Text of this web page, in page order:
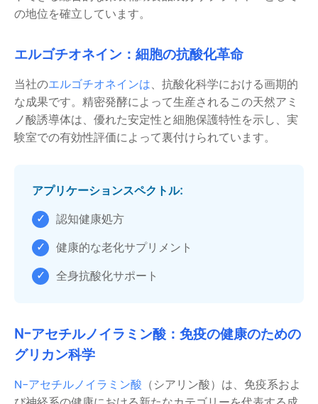
の地位を確立しています。
エルゴチオネイン：細胞の抗酸化革命
当社のエルゴチオネインは、抗酸化科学における画期的
な成果です。精密発酵によって生産されるこの天然アミ
ノ酸誘導体は、優れた安定性と細胞保護特性を示し、実
験室での有効性評価によって裏付けられています。
アプリケーションスペクトル:
✓
認知健康処方
✓
健康的な老化サプリメント
✓
全身抗酸化サポート
N-アセチルノイラミン酸：免疫の健康のための
グリカン科学
N-アセチルノイラミン酸 （シアリン酸）は、免疫系およ